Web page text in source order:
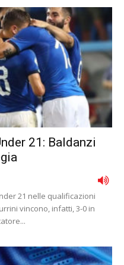
21: Baldanzi
21 nelle qualificazioni
vincono, infatti, 3-0 in